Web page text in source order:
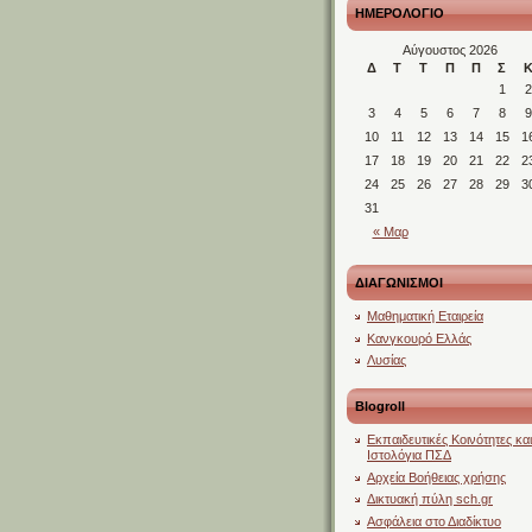
ΗΜΕΡΟΛΟΓΙΟ
Αύγουστος 2026
Δ
Τ Τ Π Π Σ Κ
« Μαρ
1
2
3
4 5 6 7 8
9
10
11 12 13 14 15
17
18 19 20 21 22
24
25 26 27 28 29
31
ΔΙΑΓΩΝΙΣΜΟΙ
Μαθηματική Εταιρεία
Κανγκουρό Ελλάς
Λυσίας
Blogroll
Εκπαιδευτικές Κοινότητες και
Ιστολόγια ΠΣΔ
Αρχεία Βοήθειας χρήσης
Δικτυακή πύλη sch.gr
Ασφάλεια στο Διαδίκτυο